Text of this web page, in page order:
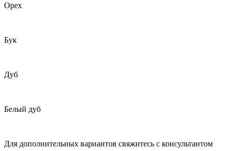
Орех
Бук
Дуб
Белый дуб
Для дополнительных вариантов свяжитесь с консультантом